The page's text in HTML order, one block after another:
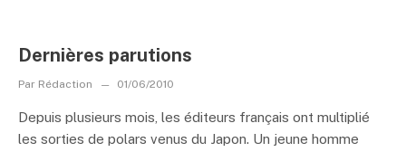
Dernières parutions
Par Rédaction 01/06/2010
Depuis plusieurs mois, les éditeurs français ont multiplié
les sorties de polars venus du Japon. Un jeune homme